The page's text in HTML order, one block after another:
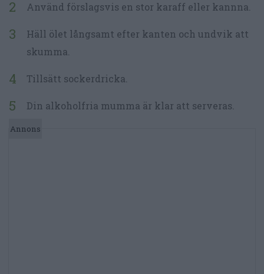
Använd förslagsvis en stor karaff eller kannna.
Häll ölet långsamt efter kanten och undvik att
skumma.
Tillsätt sockerdricka.
Din alkoholfria mumma är klar att serveras.